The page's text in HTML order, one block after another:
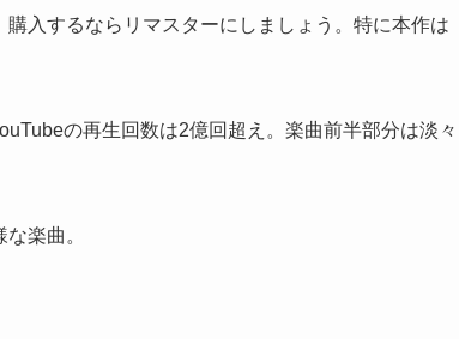
入するならリマスターにしましょう。特に本作は
の再生回数は2億回超え。楽曲前半部分は淡々
楽曲。